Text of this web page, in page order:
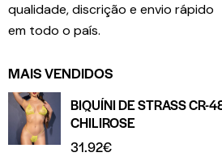
qualidade, discrição e envio rápido
em todo o país.
MAIS VENDIDOS
BIQUÍNI DE STRASS CR-
CHILIROSE
31.92€